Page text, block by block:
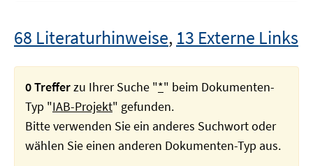
68 Literaturhinweise, 13 Externe Links
0 Trefferzu Ihrer Suche "*" beim Dokumenten-
Typ "IAB-Projekt" gefunden.
Bitte verwenden Sie ein anderes Suchwort oder
wählen Sie einen anderen Dokumenten-Typ aus.